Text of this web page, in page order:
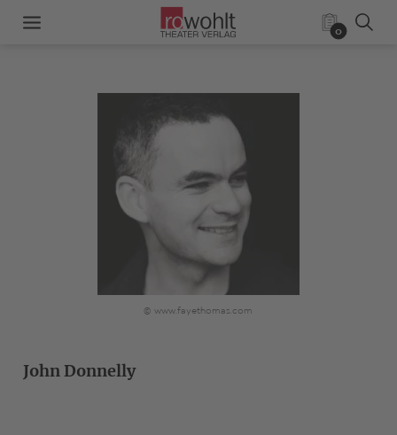
0
© www.fayethomas.com
John Donnelly